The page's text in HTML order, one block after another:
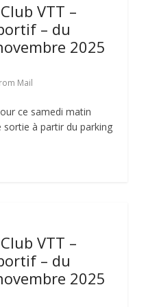
VTT –
– du
2025
Mail
ce samedi matin
à partir du parking
VTT –
– du
2025